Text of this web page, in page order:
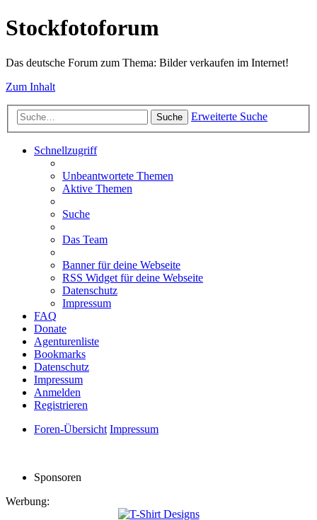
Stockfotoforum
Das deutsche Forum zum Thema: Bilder verkaufen im Internet!
Zum Inhalt
Suche Erweiterte Suche
Schnellzugriff
Unbeantwortete Themen
Aktive Themen
Suche
Das Team
Banner für deine Webseite
RSS Widget für deine Webseite
Datenschutz
Impressum
FAQ
Donate
Agenturenliste
Bookmarks
Datenschutz
Impressum
Anmelden
Registrieren
Foren-Übersicht Impressum
Sponsoren
Werbung: